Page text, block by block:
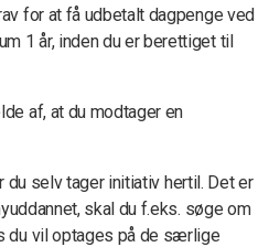
for at få udbetalt dagpenge ved
1 år, inden du er berettiget til
af, at du modtager en
du selv tager initiativ hertil. Det er
skal du f.eks. søge om
du vil optages på de særlige